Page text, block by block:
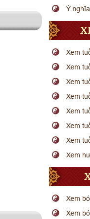
Ý
Xem
Xem
Xem
Xem
Xem
Xem
Xem
Xem
Xem
Xem